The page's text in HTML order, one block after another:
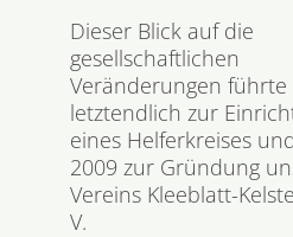
Dieser Blick auf die
gesellschaftlichen
Veränderungen führte
letztendlich zur
eines Helferkreises
2009 zur Gründung
Vereins Kleeblatt-
V.